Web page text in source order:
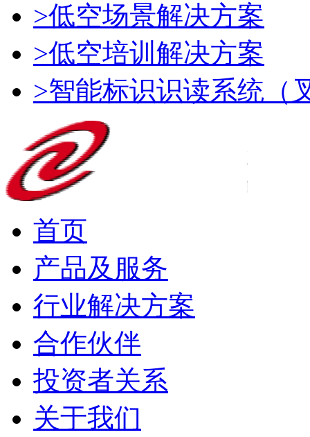
>低空场景解决方案
>低空培训解决方案
>智能标识识读系统（
首页
产品及服务
行业解决方案
合作伙伴
投资者关系
关于我们